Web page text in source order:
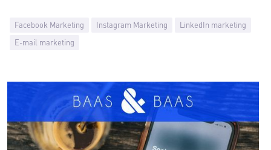
Facebook Marketing Instagram Marketing
LinkedIn marketing
E-mail marketing